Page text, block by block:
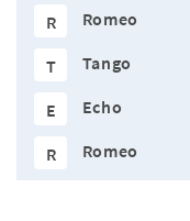
R Romeo
T Tango
E Echo
R Romeo